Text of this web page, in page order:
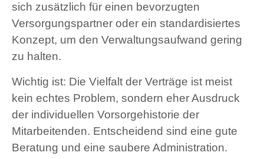
sich zusätzlich für einen bevorzugten
Versorgungspartner oder ein standardisiertes
Konzept, um den Verwaltungsaufwand gering
zu halten.
Wichtig ist: Die Vielfalt der Verträge ist meist
kein echtes Problem, sondern eher Ausdruck
der individuellen Vorsorgehistorie der
Mitarbeitenden. Entscheidend sind eine gute
Beratung und eine saubere Administration.